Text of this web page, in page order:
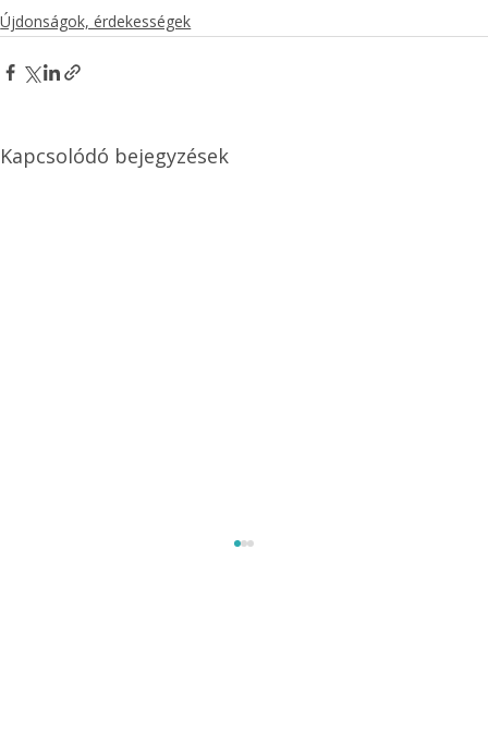
Újdonságok, érdekességek
Kapcsolódó bejegyzések